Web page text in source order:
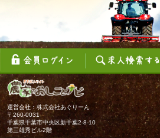
合、そのような紛争あるいは本サー
しくはそれに関するあらゆる種類の
について、当社及びその管理者、役
承継人に対する請求ができないもの
5. 当社は、会員への事前の通知なく
変更をすることがあります。
6. 当社は、会員への通知なくして本
部及び関連するサービスの提供をい
んを問わず、直ちに停止または終了
サービスの終了とともに、会員の本
も終了します。
7. 本サービスのご利用料金は不要で
運営会社：株式会社あぐりーん
〒260-0031
千葉県千葉市中央区新千葉2-8-10
第三雄秀ビル2階